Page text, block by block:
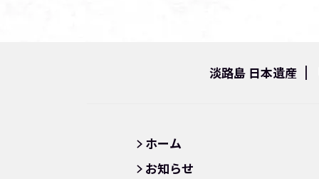
淡路島 日本遺産
ホーム
お知らせ